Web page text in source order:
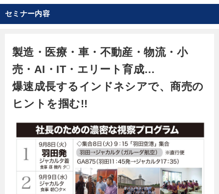
ンドネシア政府投資調整局（BKPM）の要請を受
け、2011年にインドネシア総合研究所を創業。現在
と日本を結ぶビジネスを支援するため、市場調査や
コンサルティング、進出サポート、人材紹介などを
行っている。
セミナー内容
製造・医療・車・不動産・物流・小
売・AI・IT・エリート育成…
爆速成長するインドネシアで、商売の
ヒントを掴む!!